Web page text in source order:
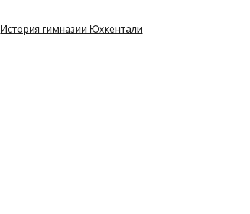
История гимназии Юхкентали